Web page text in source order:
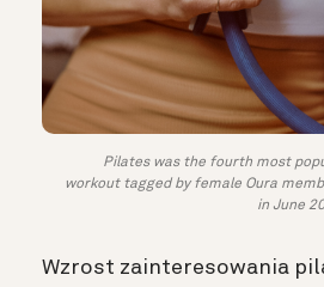
Pilates was the fourth most
workout tagged by female Oura
in June
Wzrost zainteresowania